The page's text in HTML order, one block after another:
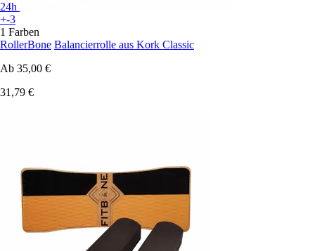
24h
+-3
1 Farben
RollerBone Balancierrolle aus Kork Classic
Ab 35,00 €
31,79 €